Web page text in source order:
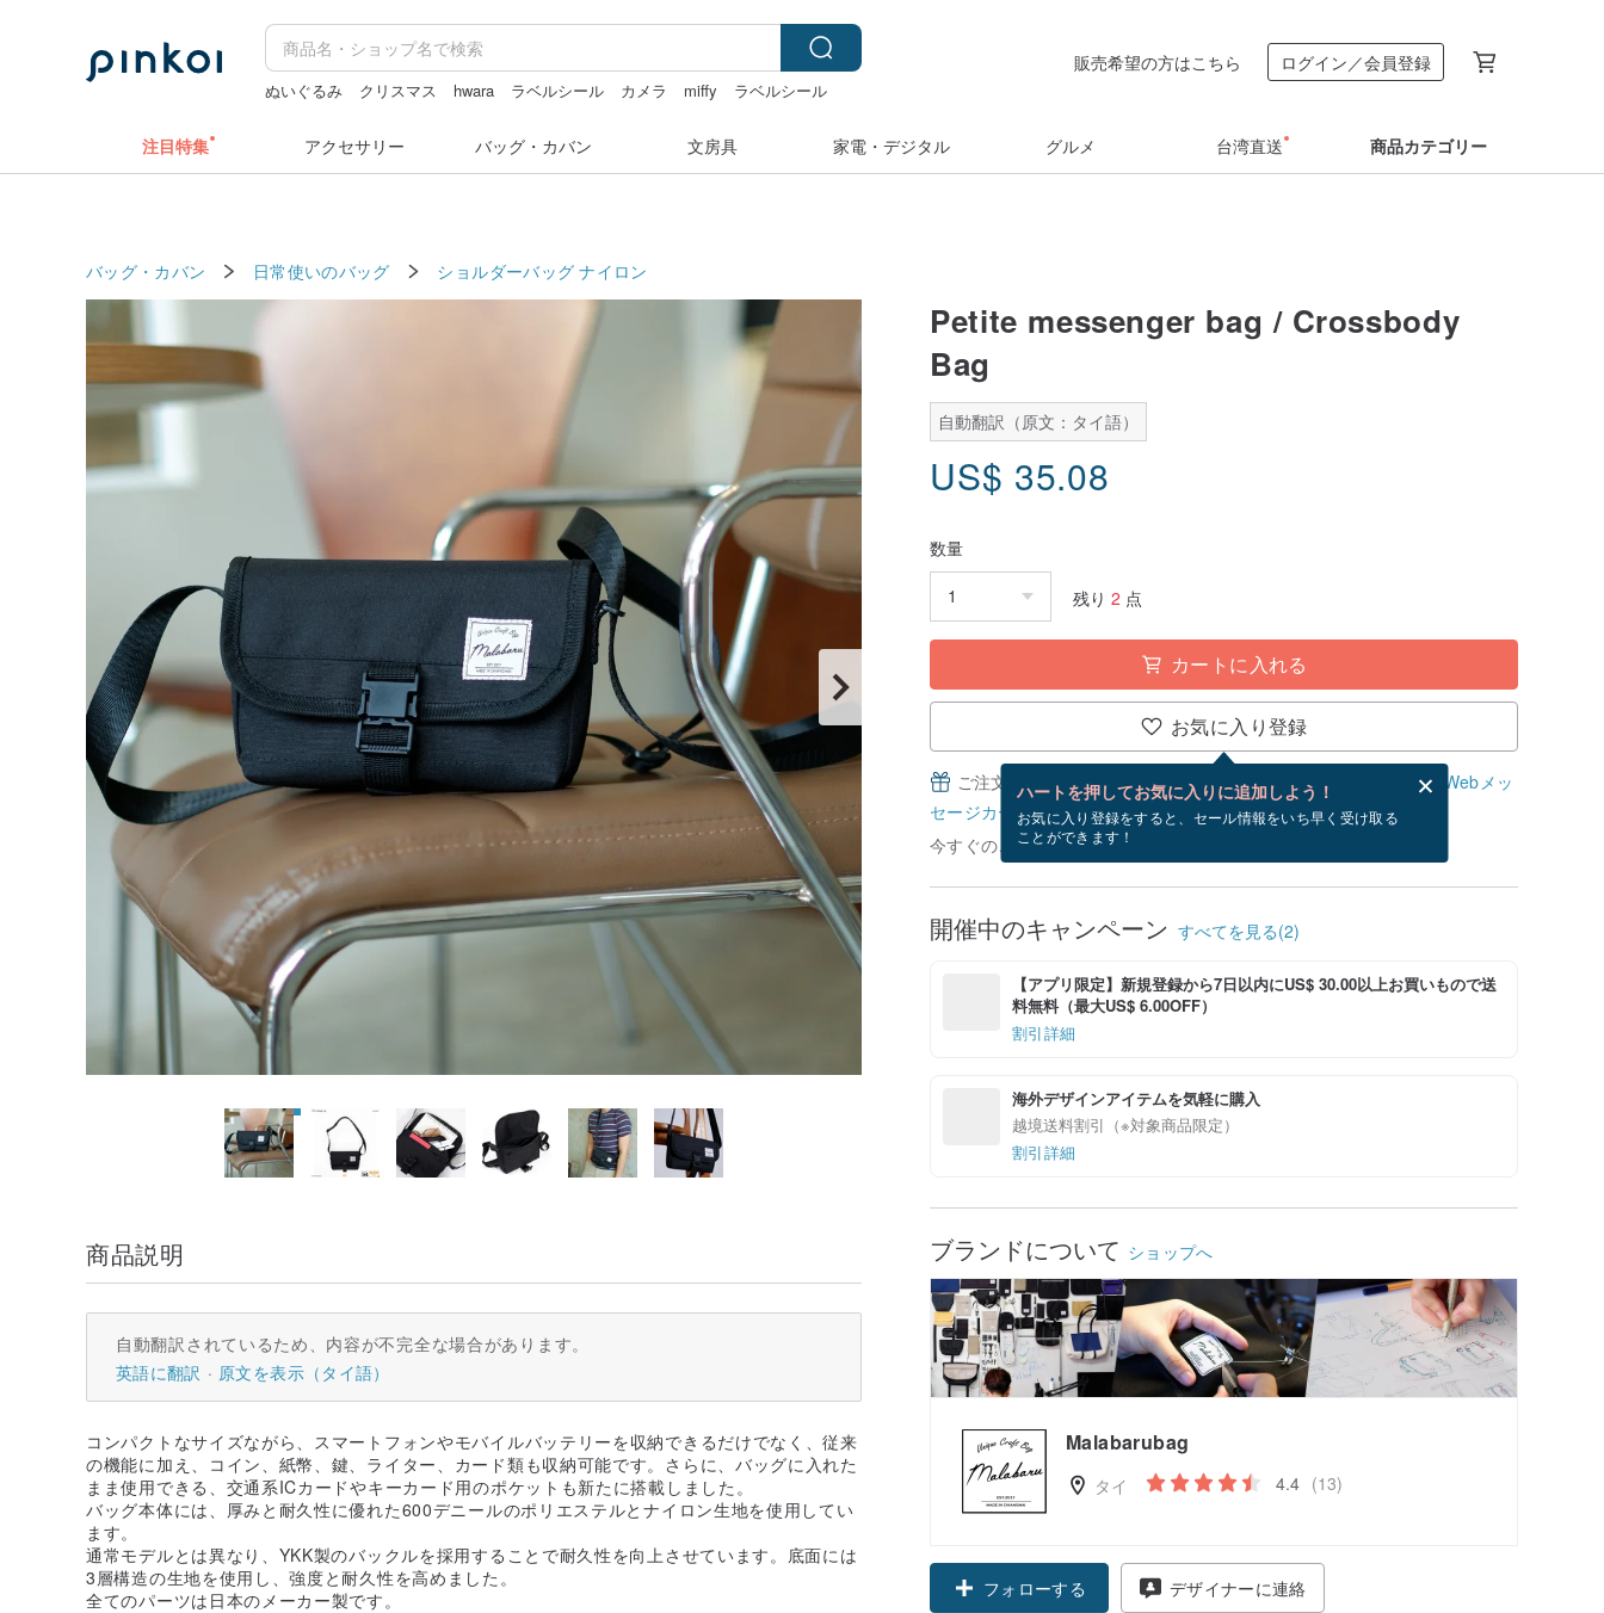
ぬいぐるみ クリスマス hwara ラベルシール カメラ miffy
ラベルシール
販売希望の方はこちら ログイン／会員登録
注目特集 アクセサリー バッグ・カバン 文房具 家電・デジタル グルメ 台湾直送 商品カテゴリー
バッグ・カバン 日常使いのバッグ ショルダーバッグ ナイロン
Petite messenger bag / Crossbody
Bag
自動翻訳（原文：タイ語）
US$ 35.08
数量
残り 2 点
カートに入れる
お気に入り登録
ハートを押してお気に入りに追加しよう！
お気に入り登録をすると、セール情報をいち早く受け取る
ことができます！
ご注文完了後、無料でWebメッセージカードを作成できます。
Webメッ
セージカードとは？
今すぐのご注文で8/12~8/19にお届け予定です。
開催中のキャンペーン すべてを見る(2)
【アプリ限定】新規登録から7日以内にUS$ 30.00以上お買いもので送
料無料（最大US$ 6.00OFF）
割引詳細
海外デザインアイテムを気軽に購入
越境送料割引（※対象商品限定）
割引詳細
ブランドについて ショップへ
Malabarubag
タイ 4.4 (13)
フォローする デザイナーに連絡
商品説明
自動翻訳されているため、内容が不完全な場合があります。
英語に翻訳
原文を表示（タイ語）
コンパクトなサイズながら、スマートフォンやモバイルバッテリーを収納できるだけでなく、従来
の機能に加え、コイン、紙幣、鍵、ライター、カード類も収納可能です。さらに、バッグに入れた
まま使用できる、交通系ICカードやキーカード用のポケットも新たに搭載しました。
バッグ本体には、厚みと耐久性に優れた600デニールのポリエステルとナイロン生地を使用してい
ます。
通常モデルとは異なり、YKK製のバックルを採用することで耐久性を向上させています。底面には
3層構造の生地を使用し、強度と耐久性を高めました。
全てのパーツは日本のメーカー製です。